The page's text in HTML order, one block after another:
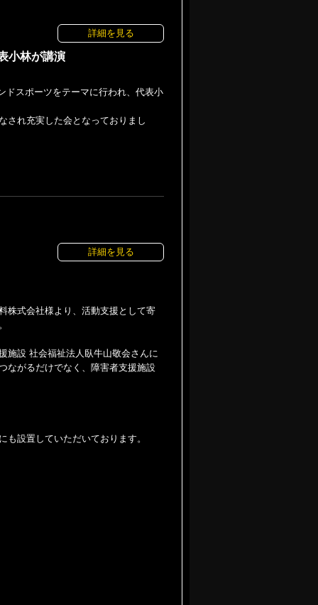
詳細を見る
小林が講演
ドスポーツをテーマに行われ、代表小
され充実した会となっておりまし
詳細を見る
株式会社様より、活動支援として寄
施設 社会福祉法人臥牛山敬会さんに
ながるだけでなく、障害者支援施設
設置していただいております。